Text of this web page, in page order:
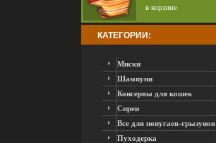
в корзине
КАТЕГОРИИ:
Миски
Шампуни
Консервы для кошек
Спреи
Все для попугаев-грызунов
Пуходерка